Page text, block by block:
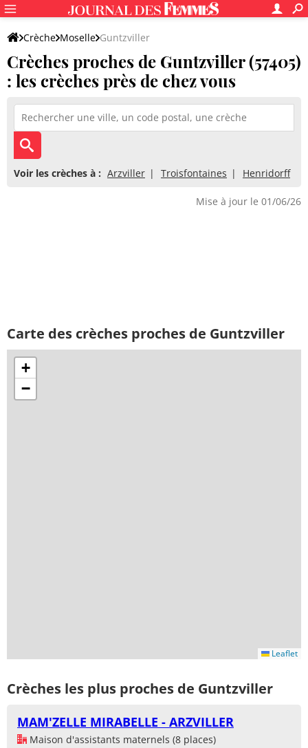
Crèche Moselle Guntzviller
Crèches proches de Guntzviller (57405)
: les crèches près de chez vous
Voir les crèches à : Arzviller Troisfontaines Henridorff
Mise à jour le 01/06/26
Carte des crèches proches de Guntzviller
+
−
Leaflet
Crèches les plus proches de Guntzviller
MAM'ZELLE MIRABELLE - ARZVILLER
Maison d'assistants maternels (8 places)